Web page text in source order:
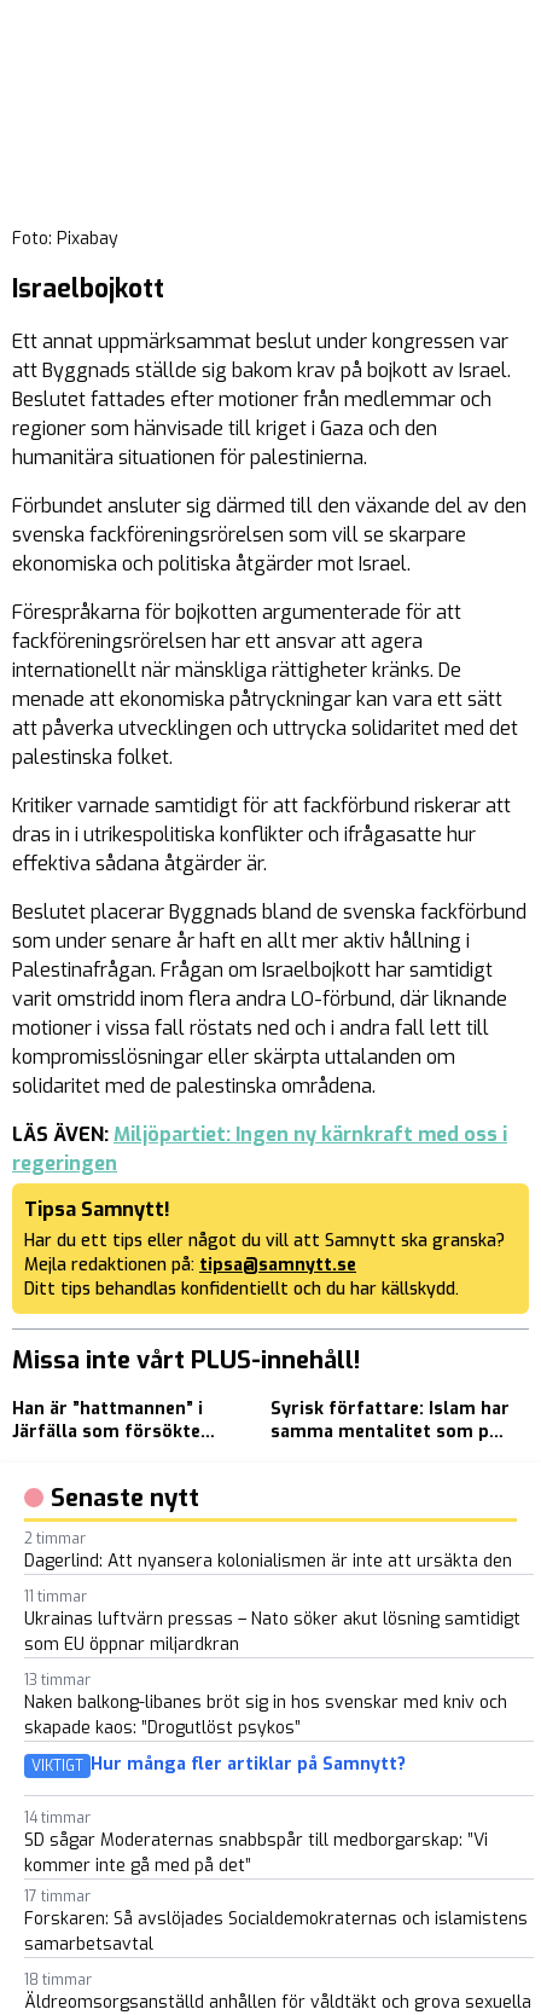
Foto: Pixabay
Israelbojkott
Ett annat uppmärksammat beslut under kongressen var
att Byggnads ställde sig bakom krav på bojkott av Israel.
Beslutet fattades efter motioner från medlemmar och
regioner som hänvisade till kriget i Gaza och den
humanitära situationen för palestinierna.
Förbundet ansluter sig därmed till den växande del av den
svenska fackföreningsrörelsen som vill se skarpare
ekonomiska och politiska åtgärder mot Israel.
Förespråkarna för bojkotten argumenterade för att
fackföreningsrörelsen har ett ansvar att agera
internationellt när mänskliga rättigheter kränks. De
menade att ekonomiska påtryckningar kan vara ett sätt
att påverka utvecklingen och uttrycka solidaritet med det
palestinska folket.
Kritiker varnade samtidigt för att fackförbund riskerar att
dras in i utrikespolitiska konflikter och ifrågasatte hur
effektiva sådana åtgärder är.
Beslutet placerar Byggnads bland de svenska fackförbund
som under senare år haft en allt mer aktiv hållning i
Palestinafrågan. Frågan om Israelbojkott har samtidigt
varit omstridd inom flera andra LO-förbund, där liknande
motioner i vissa fall röstats ned och i andra fall lett till
kompromisslösningar eller skärpta uttalanden om
solidaritet med de palestinska områdena.
LÄS ÄVEN:Miljöpartiet: Ingen ny kärnkraft med oss i
regeringen
Tipsa Samnytt!
Har du ett tips eller något du vill att Samnytt ska granska?
Mejla redaktionen på: tipsa@samnytt.se
Ditt tips behandlas konfidentiellt och du har källskydd.
Missa inte vårt PLUS-innehåll!
Han är ”hattmannen” i
Järfälla som försökte
Syrisk författare: Islam har
samma mentalitet som på
Senaste nytt
2 timmar
Dagerlind: Att nyansera kolonialismen är inte att ursäkta den
11 timmar
Ukrainas luftvärn pressas – Nato söker akut lösning samtidigt
som EU öppnar miljardkran
13 timmar
Naken balkong-libanes bröt sig in hos svenskar med kniv och
skapade kaos: ”Drogutlöst psykos”
VIKTIGT Hur många fler artiklar på Samnytt?
14 timmar
SD sågar Moderaternas snabbspår till medborgarskap: ”Vi
kommer inte gå med på det”
17 timmar
Forskaren: Så avslöjades Socialdemokraternas och islamistens
samarbetsavtal
18 timmar
Äldreomsorgsanställd anhållen för våldtäkt och grova sexuella